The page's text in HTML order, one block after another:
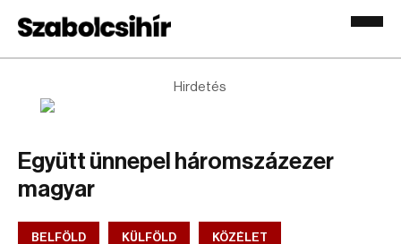
Hirdetés
Együtt ünnepel háromszázezer
magyar
BELFÖLD KÜLFÖLD KÖZÉLET